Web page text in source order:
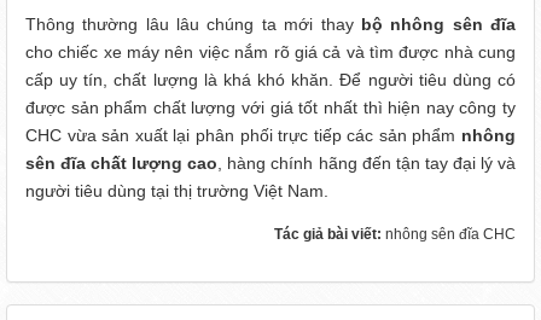
Thông thường lâu lâu chúng ta mới thay bộ nhông sên đĩa
cho chiếc xe máy nên việc nắm rõ giá cả và tìm được nhà cung
cấp uy tín, chất lượng là khá khó khăn. Để người tiêu dùng có
được sản phẩm chất lượng với giá tốt nhất thì hiện nay công ty
CHC vừa sản xuất lại phân phối trực tiếp các sản phẩm nhông
sên đĩa chất lượng cao , hàng chính hãng đến tận tay đại lý và
người tiêu dùng tại thị trường Việt Nam.
Tác giả bài viết: nhông sên đĩa CHC